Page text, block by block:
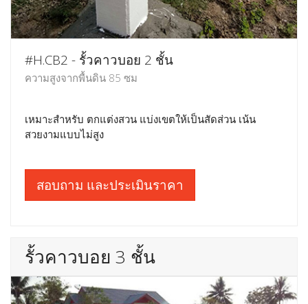
#H.CB2 - รั้วคาวบอย 2 ชั้น
ความสูงจากพื้นดิน 85 ซม
เหมาะสำหรับ ตกแต่งสวน แบ่งเขตให้เป็นสัดส่วน เน้น
สวยงามแบบไม่สูง
สอบถาม และประเมินราคา
รั้วคาวบอย 3 ชั้น